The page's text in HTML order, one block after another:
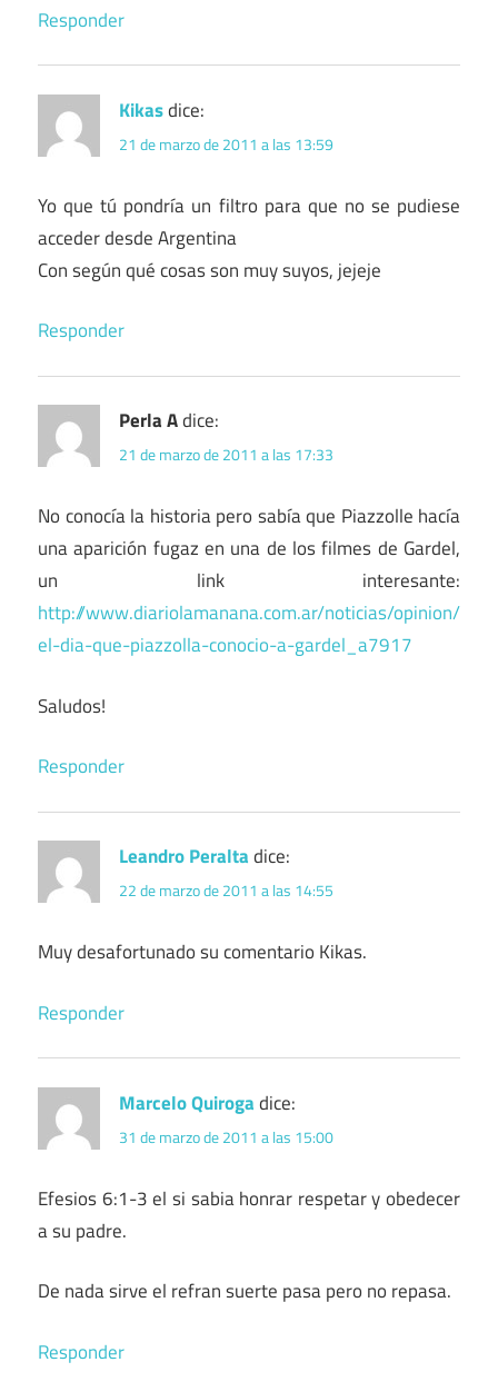
Responder
Kikasdice:
21 de marzo de 2011 a las 13:59
Yo que tú pondría un filtro para que no se pudiese
acceder desde Argentina
Con según qué cosas son muy suyos, jejeje
Responder
Perla Adice:
21 de marzo de 2011 a las 17:33
No conocía la historia pero sabía que Piazzolle hacía
una aparición fugaz en una de los filmes de Gardel,
un link interesante:
http://www.diariolamanana.com.ar/noticias/opinion/
el-dia-que-piazzolla-conocio-a-gardel_a7917
Saludos!
Responder
Leandro Peraltadice:
22 de marzo de 2011 a las 14:55
Muy desafortunado su comentario Kikas.
Responder
Marcelo Quirogadice:
31 de marzo de 2011 a las 15:00
Efesios 6:1-3 el si sabia honrar respetar y obedecer
a su padre.
De nada sirve el refran suerte pasa pero no repasa.
Responder